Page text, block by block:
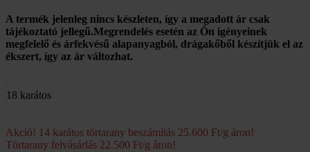
A termék jelenleg nincs készleten, így a megadott ár csak
tájékoztató jellegű.Megrendelés esetén az Ön igényeinek
megfelelő és árfekvésű alapanyagból, drágakőből készítjük el az
ékszert, így az ár változhat.
18 karátos
Akció! 14 karátos törtarany beszámítás 25.600 Ft/g áron!
Törtarany felvásárlás 22.500 Ft/g áron!